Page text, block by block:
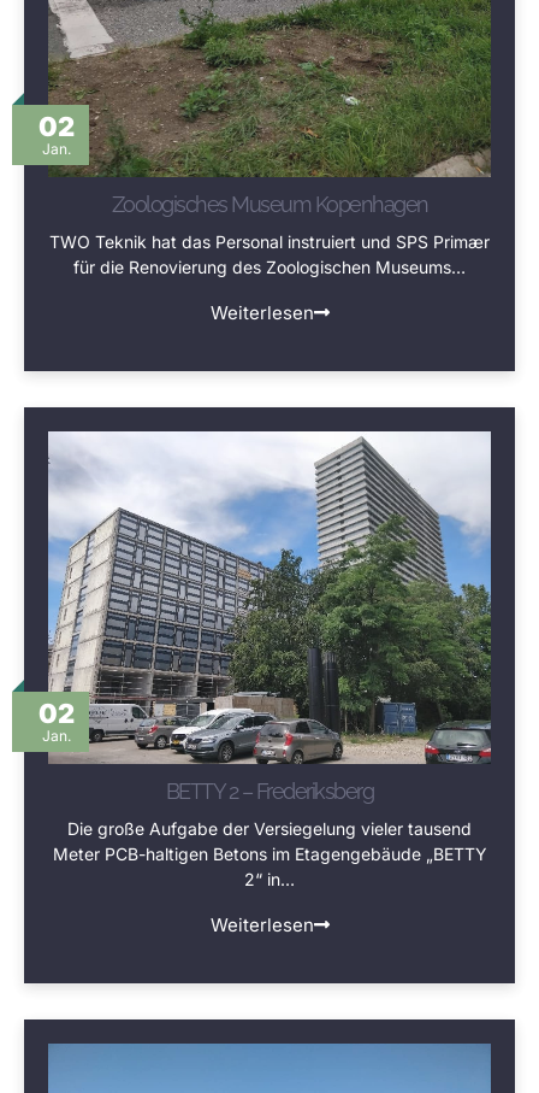
02
Jan.
Zoologisches Museum Kopenhagen
TWO Teknik hat das Personal instruiert und SPS Primær
für die Renovierung des Zoologischen Museums…
Weiterlesen
02
Jan.
BETTY 2 – Frederiksberg
Die große Aufgabe der Versiegelung vieler tausend
Meter PCB-haltigen Betons im Etagengebäude „BETTY
2“ in…
Weiterlesen